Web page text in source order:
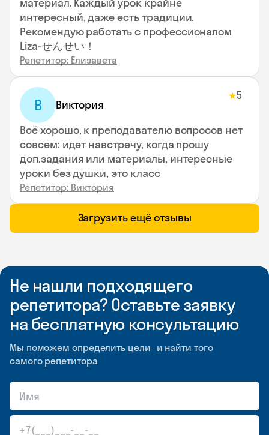
интересный, даже есть традиции.
Рекомендую работать с профессионалом
Liza-せんせい！
Репетитор: Елизавета
В Виктория
★5
Всё хорошо, к преподавателю вопросов нет
совсем: идет навстречу, когда прошу
доп.задания или материалы, интересные
уроки без душки, это класс
Репетитор: Виктория
Загрузить ещё отзывы
Не нашли подходящего
репетитора? Оставьте заявку
на бесплатную консультацию
Мы поможем определить цели и найти того
самого репетитора